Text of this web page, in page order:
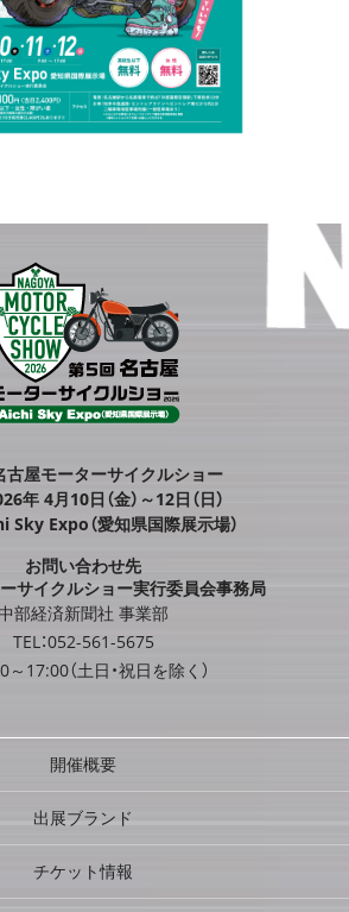
古屋モーターサイクルショー
年 4月10日（金）～12日（日）
Sky Expo（愛知県国際展示場）
お問い合わせ先
サイクルショー実行委員会事務局
部経済新聞社 事業部
TEL：052-561-5675
17:00（土日・祝日を除く）
開催概要
出展ブランド
チケット情報